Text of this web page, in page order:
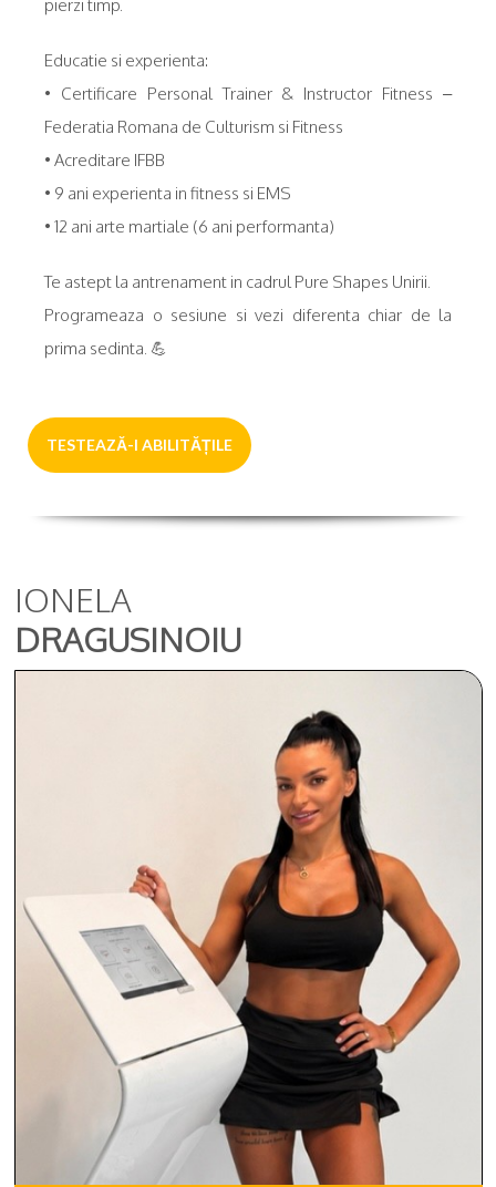
pierzi timp.
Educatie si experienta:
• Certificare Personal Trainer & Instructor Fitness –
Federatia Romana de Culturism si Fitness
• Acreditare IFBB
• 9 ani experienta in fitness si EMS
• 12 ani arte martiale (6 ani performanta)
Te astept la antrenament in cadrul Pure Shapes Unirii.
Programeaza o sesiune si vezi diferenta chiar de la
prima sedinta. 💪
TESTEAZĂ-I ABILITĂȚILE
IONELA
DRAGUSINOIU